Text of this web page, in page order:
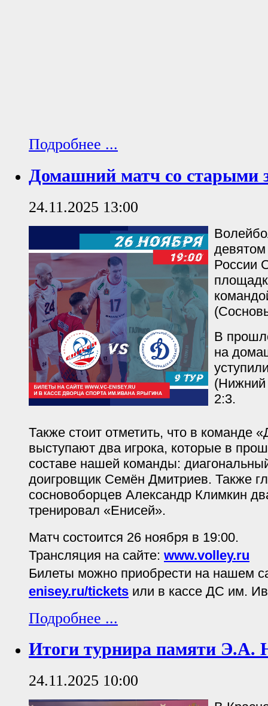
Подробнее ...
Домашний матч со старыми
24.11.2025 13:00
девятом
России
В
на
(Нижний
2:3.
Также стоит отметить, что в команде
выступают два игрока, которые в
составе нашей команды:
доигровщик Семён Дмитриев. Также
сосновоборцев Александр Климкин
тренировал «Енисей».
Матч состоится 26 ноября в 19:00.
Трансляция на сайте: www.volley.ru
Билеты можно приобрести на нашем
enisey.ru/tickets или в кассе ДС им.
Подробнее ...
Итоги турнира памяти Э.А.
24.11.2025 10:00